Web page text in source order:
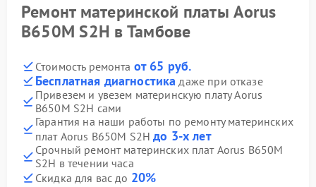
Ремонт материнской платы Aorus
B650M S2H в Тамбове
Стоимость ремонта от 65 руб.
Бесплатная диагностика даже при отказе
Привезем и увезем материнскую плату Aorus
B650M S2H сами
Гарантия на наши работы по ремонту материнских
плат Aorus B650M S2Hдо 3-х лет
Срочный ремонт материнских плат Aorus B650M
S2H в течении часа
Скидка для вас до 20%